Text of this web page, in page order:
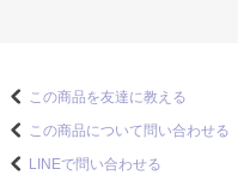
この商品を友達に教える
この商品について問い合わせる
LINEで問い合わせる